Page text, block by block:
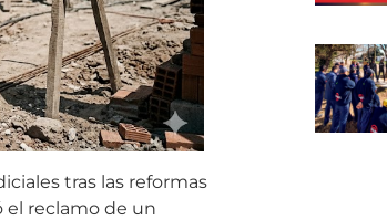
tras las reformas
el reclamo de un